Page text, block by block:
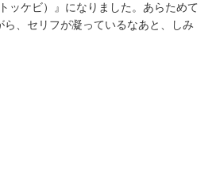
ッケビ）』になりました。あらためて
、セリフが凝っているなあと、しみ